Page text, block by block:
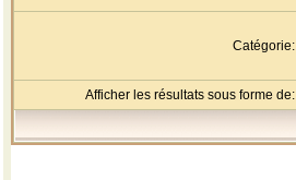
Catégorie:
Afficher les résultats sous forme de: